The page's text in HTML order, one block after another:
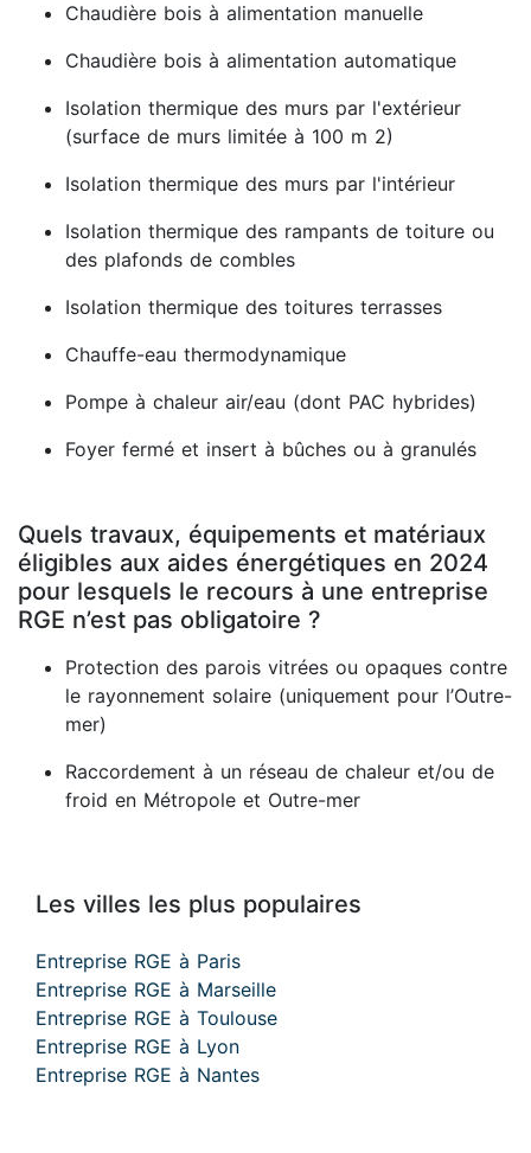
Chaudière bois à alimentation manuelle
Chaudière bois à alimentation automatique
Isolation thermique des murs par l'extérieur
(surface de murs limitée à 100 m 2)
Isolation thermique des murs par l'intérieur
Isolation thermique des rampants de toiture ou
des plafonds de combles
Isolation thermique des toitures terrasses
Chauffe-eau thermodynamique
Pompe à chaleur air/eau (dont PAC hybrides)
Foyer fermé et insert à bûches ou à granulés
Quels travaux, équipements et matériaux
éligibles aux aides énergétiques en 2024
pour lesquels le recours à une entreprise
RGE n’est pas obligatoire ?
Protection des parois vitrées ou opaques contre
le rayonnement solaire (uniquement pour l’Outre-
mer)
Raccordement à un réseau de chaleur et/ou de
froid en Métropole et Outre-mer
Les villes les plus populaires
Entreprise RGE à Paris
Entreprise RGE à Marseille
Entreprise RGE à Toulouse
Entreprise RGE à Lyon
Entreprise RGE à Nantes